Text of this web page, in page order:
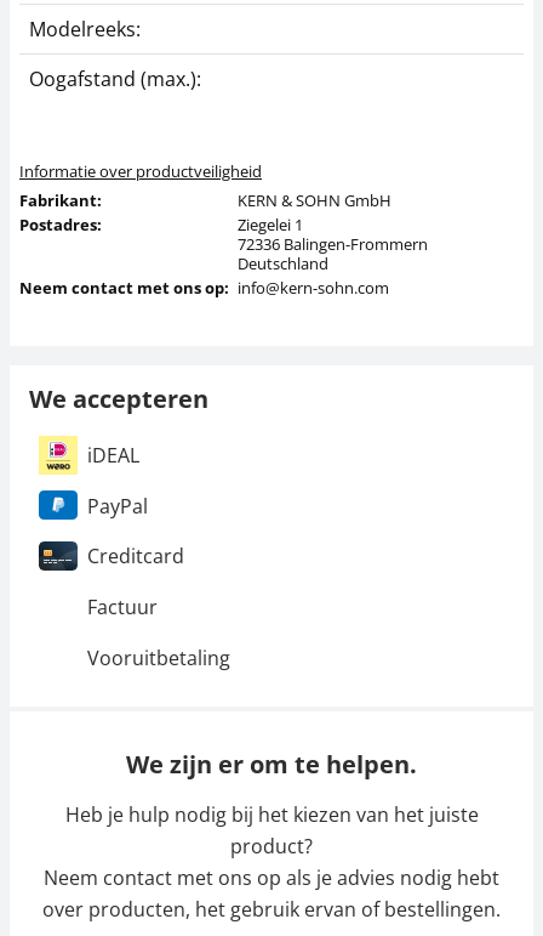
Modelreeks:
Oogafstand (max.):
Informatie over productveiligheid
Fabrikant:
KERN & SOHN GmbH
Postadres:
Ziegelei 1
72336 Balingen-Frommern
Deutschland
Neem contact met ons op: info@kern-sohn.com
We accepteren
iDEAL
PayPal
Creditcard
Factuur
Vooruitbetaling
We zijn er om te helpen.
Heb je hulp nodig bij het kiezen van het juiste
product?
Neem contact met ons op als je advies nodig hebt
over producten, het gebruik ervan of bestellingen.